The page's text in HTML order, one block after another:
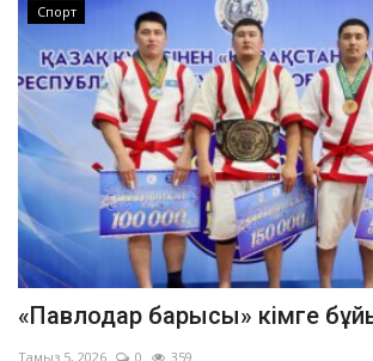
Спорт
«Павлодар барысы» кімге
Тамыз 5, 2026 0 359